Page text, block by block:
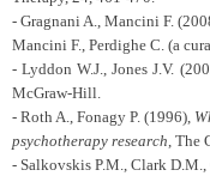
- Gragnani A., Mancini F.
Mancini F., Perdighe C. (a
- Lyddon W.J., Jones J.V.
McGraw-Hill.
- Roth A., Fonagy P. (1996),
psychotherapy research, The
- Salkovskis P.M., Clark